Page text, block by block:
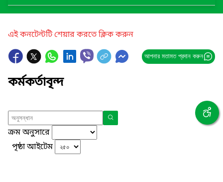
এই কনটেন্টটি শেয়ার করতে ক্লিক করুন
আপনার মতামত প্রদান করুন
কর্মকর্তাবৃন্দ
ক্রম অনুসারে
পৃষ্ঠা আইটেম